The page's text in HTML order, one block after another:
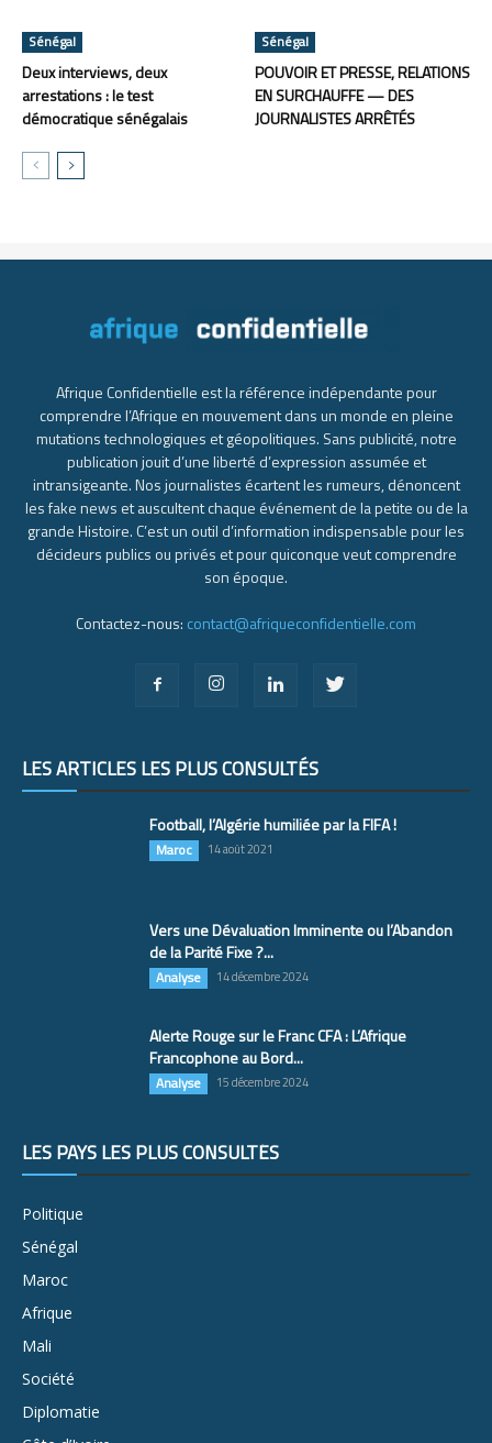
Sénégal
Deux interviews, deux
arrestations : le test
démocratique sénégalais
Sénégal
POUVOIR ET PRESSE, RELATIONS
EN SURCHAUFFE — DES
JOURNALISTES ARRÊTÉS
Afrique Confidentielle est la référence indépendante pour
comprendre l’Afrique en mouvement dans un monde en pleine
mutations technologiques et géopolitiques. Sans publicité, notre
publication jouit d’une liberté d’expression assumée et
intransigeante. Nos journalistes écartent les rumeurs, dénoncent
les fake news et auscultent chaque événement de la petite ou de la
grande Histoire. C’est un outil d’information indispensable pour les
décideurs publics ou privés et pour quiconque veut comprendre
son époque.
Contactez-nous: contact@afriqueconfidentielle.com
LES ARTICLES LES PLUS CONSULTÉS
Football, l’Algérie humiliée par la FIFA !
Maroc 14 août 2021
Vers une Dévaluation Imminente ou l’Abandon
de la Parité Fixe ?...
Analyse 14 décembre 2024
Alerte Rouge sur le Franc CFA : L’Afrique
Francophone au Bord...
Analyse 15 décembre 2024
LES PAYS LES PLUS CONSULTÉS
Politique
Sénégal
Maroc
Afrique
Mali
Société
Diplomatie